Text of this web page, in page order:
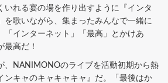
いれる宴の場を作り出すように『インタ
歌いながら、集まったみんなで一緒に
「インターネット」「最高」とかけあ
最高だ！
NANIMONOのライブを活動初期から熱
ンキャのキャキャキャ』だ。「最後はか